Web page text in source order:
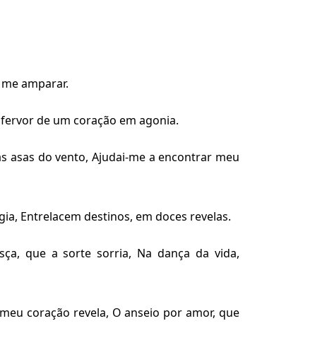
amparar.
de um coração em agonia.
asas do vento, Ajudai-me a encontrar meu
Entrelacem destinos, em doces revelas.
que a sorte sorria, Na dança da vida,
coração revela, O anseio por amor, que